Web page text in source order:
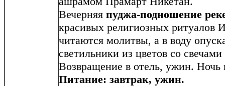
Вечерняя пуджа-подношение
красивых религиозных ритуалов
читаются молитвы, а в воду
светильники из цветов со
Возвращение в отель, ужин. Ночь
Питание: завтрак, ужин.